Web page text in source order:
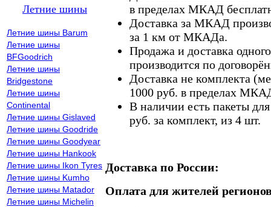
Летние шины
Летние шины Barum
Летние шины
BFGoodrich
Летние шины
Bridgestone
Летние шины
Continental
Летние шины Gislaved
Летние шины Goodride
Летние шины Goodyear
Летние шины Hankook
Летние шины Ikon Tyres
Летние шины Kumho
Летние шины Matador
Летние шины Michelin
в пределах МКАД
Доставка за МКАД
за 1 км от МКАДа.
Продажа и доставка
производится по
Доставка не комплекта
1000 руб. в пределах
В наличии есть пакеты
руб. за комплект, из 4 шт.
Доставка по России:
Оплата для жителей